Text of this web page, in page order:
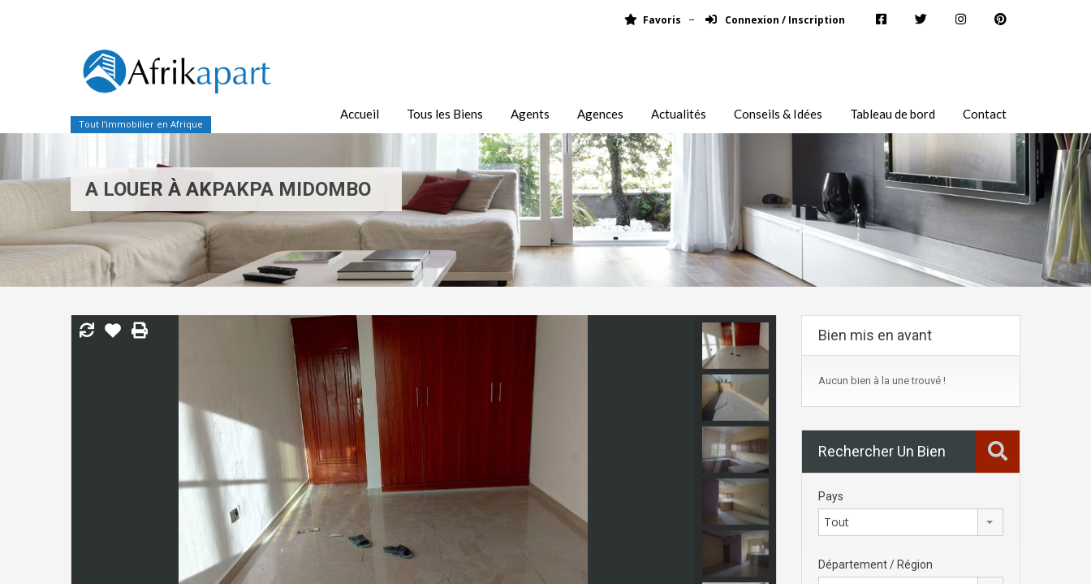
Favoris Connexion / Inscription
Tout l’immobilier en Afrique
Accueil Tous les Biens Agents Agences Actualités Conseils & Idées Tableau de bord Contact
A LOUER À AKPAKPA MIDOMBO
Bien mis en avant
Aucun bien à la une trouvé !
Rechercher Un Bien
Pays
Tout
Département / Région